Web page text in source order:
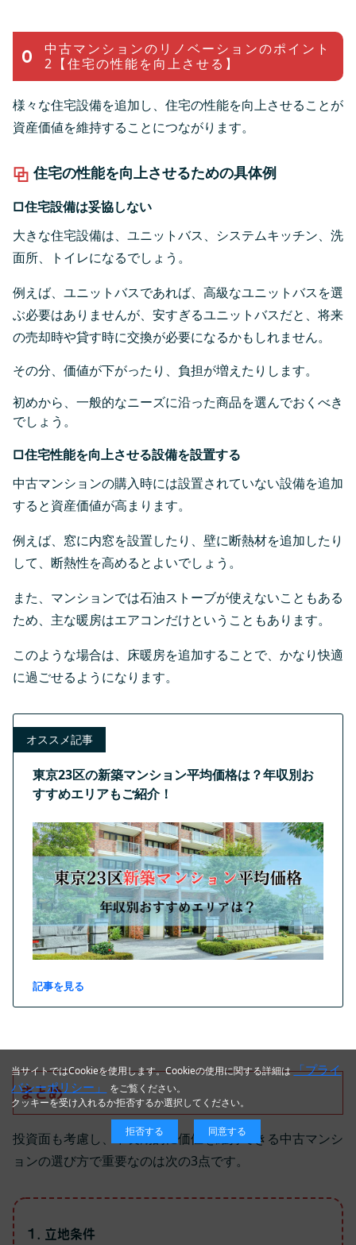
中古マンションのリノベーションのポイント
2【住宅の性能を向上させる】
様々な住宅設備を追加し、住宅の性能を向上させることが
資産価値を維持することにつながります。
住宅の性能を向上させるための具体例
□住宅設備は妥協しない
大きな住宅設備は、ユニットバス、システムキッチン、洗
面所、トイレになるでしょう。
例えば、ユニットバスであれば、高級なユニットバスを選
ぶ必要はありませんが、安すぎるユニットバスだと、将来
の売却時や貸す時に交換が必要になるかもしれません。
その分、価値が下がったり、負担が増えたりします。
初めから、一般的なニーズに沿った商品を選んでおくべき
でしょう。
□住宅性能を向上させる設備を設置する
中古マンションの購入時には設置されていない設備を追加
すると資産価値が高まります。
例えば、窓に内窓を設置したり、壁に断熱材を追加したり
して、断熱性を高めるとよいでしょう。
また、マンションでは石油ストーブが使えないこともある
ため、主な暖房はエアコンだけということもあります。
このような場合は、床暖房を追加することで、かなり快適
に過ごせるようになります。
オススメ記事
東京23区の新築マンション平均価格は？年収別お
すすめエリアもご紹介！
記事を見る
まとめ
投資面も考慮し、中長期的に価値を維持できる中古マンシ
ョンの選び方で重要なのは次の3点です。
立地条件
当サイトではCookieを使用します。Cookieの使用に関する詳細は「プライ
バシーポリシー」
をご覧ください。
クッキーを受け入れるか拒否するか選択してください。
拒否する 同意する